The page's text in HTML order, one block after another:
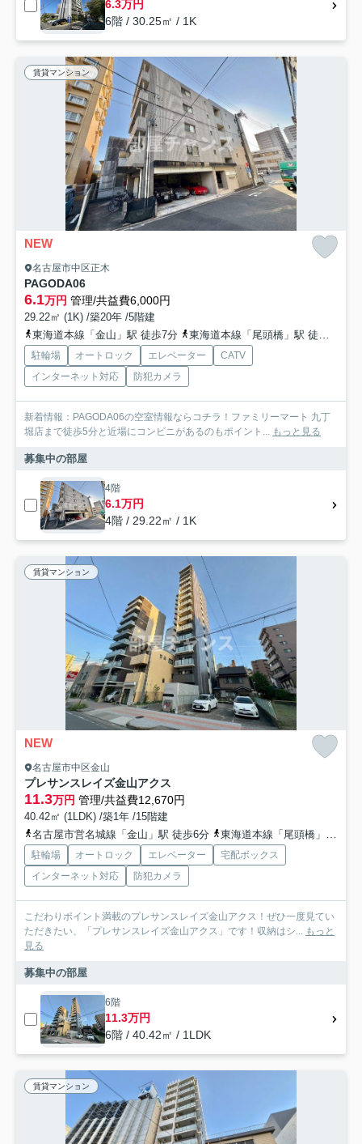
6.3万円
6階 / 30.25㎡ / 1K
賃貸マンション
NEW
名古屋市中区正木
PAGODA06
6.1万円 管理/共益費6,000円
29.22㎡ (1K) /築20年 /5階建
東海道本線「金山」駅 徒歩7分
東海道本線「尾頭橋」駅 徒歩13分
駐輪場 オートロック エレベーター
CATV
インターネット対応
防犯カメラ
新着情報：PAGODA06の空室情報ならコチラ！ファミリーマート 九丁
堀店まで徒歩5分と近場にコンビニがあるのもポイント... もっと見る
募集中の部屋
4階
6.1万円
4階 / 29.22㎡ / 1K
賃貸マンション
NEW
名古屋市中区金山
プレサンスレイズ金山アクス
11.3万円 管理/共益費12,670円
40.42㎡ (1LDK) /築1年 /15階建
名古屋市営名城線「金山」駅 徒歩6分
東海道本線「尾頭橋」駅 徒歩19分
駐輪場 オートロック エレベーター
宅配ボックス
インターネット対応
防犯カメラ
こだわりポイント満載のプレサンスレイズ金山アクス！ぜひ一度見てい
ただきたい、「プレサンスレイズ金山アクス」です！収納はシ... もっと
見る
募集中の部屋
6階
11.3万円
6階 / 40.42㎡ / 1LDK
賃貸マンション